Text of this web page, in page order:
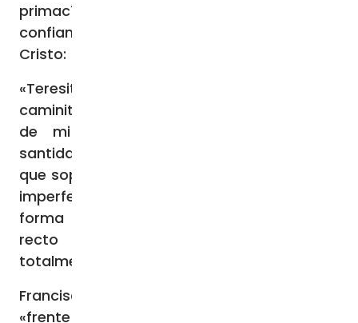
primacía de la acción de Dios y “la
confianza” plena en la misericordia de
Cristo:
«Teresita relató el descubrimiento del
caminito en la Historia de un alma: “A pesar
de mi pequeñez, puedo aspirar a la
santidad. Agrandarme es imposible; tendré
que soportarme tal cual soy, con todas mis
imperfecciones. Pero quiero buscar la
forma de ir al cielo por un caminito muy
recto y muy corto, por un caminito
totalmente nuevo”» (15).
Francisco señala que la santa en su época
«frente a una idea pelagiana de santidad,